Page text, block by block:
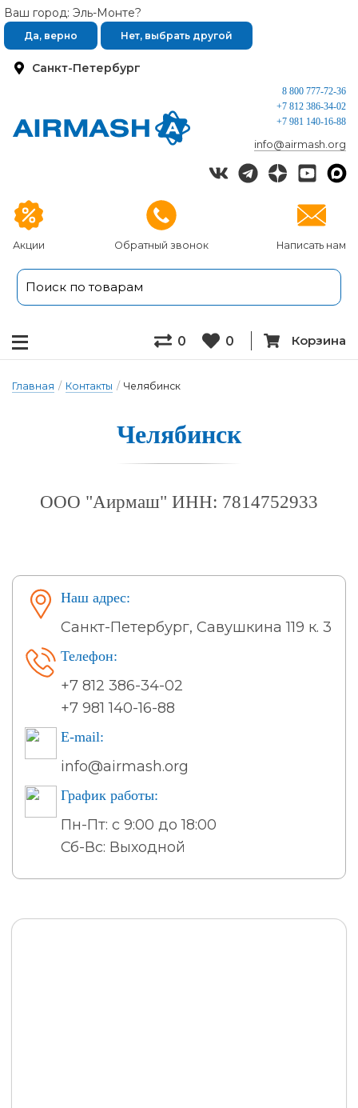
Санкт-Петербург
Ваш город: Эль-Монте?
Да, верно Нет, выбрать другой
Акции Обратный звонок Написать нам
8 800 777-72-36
+7 812 386-34-02
+7 981 140-16-88
info@airmash.org
0 0 Корзина
Главная / Контакты / Челябинск
Челябинск
ООО "Аирмаш" ИНН: 7814752933
Наш адрес:
Санкт-Петербург, Савушкина 119 к. 3
Телефон:
+7 812 386-34-02
+7 981 140-16-88
E-mail:
info@airmash.org
График работы:
Пн-Пт: с 9:00 до 18:00
Сб-Вс: Выходной